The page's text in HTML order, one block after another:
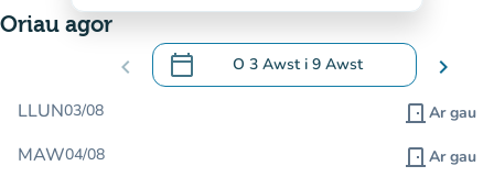
Oriau agor
chevron_left calendar_today O 3 Awst i 9 Awst
.Agor y calendr i newid dyddiadau chevron_right
LLUN03/08 door_front Ar gau
MAW04/08 door_front Ar gau